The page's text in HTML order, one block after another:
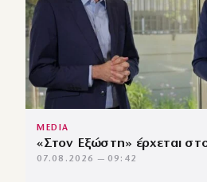
MEDIA
«Στον Εξώστη» έρχεται
07.08.2026 — 09:42